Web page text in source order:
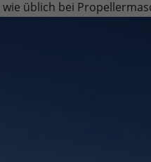
üblich bei